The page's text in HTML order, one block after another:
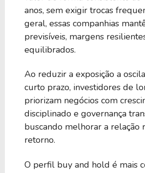
anos, sem exigir trocas
geral, essas companhias
previsíveis, margens
equilibrados.
Ao reduzir a exposição a
curto prazo, investidores de
priorizam negócios com
disciplinado e governança
buscando melhorar a relação
retorno.
O perfil buy and hold é mais